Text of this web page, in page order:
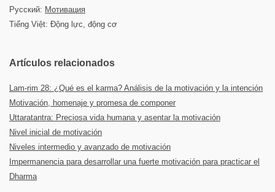
Русский: Мотивация
Tiếng Việt: Động lực, động cơ
Artículos relacionados
Lam-rim 28: ¿Qué es el karma? Análisis de la motivación y la intención
Motivación, homenaje y promesa de componer
Uttaratantra: Preciosa vida humana y asentar la motivación
Nivel inicial de motivación
Niveles intermedio y avanzado de motivación
Impermanencia para desarrollar una fuerte motivación para practicar el
Dharma